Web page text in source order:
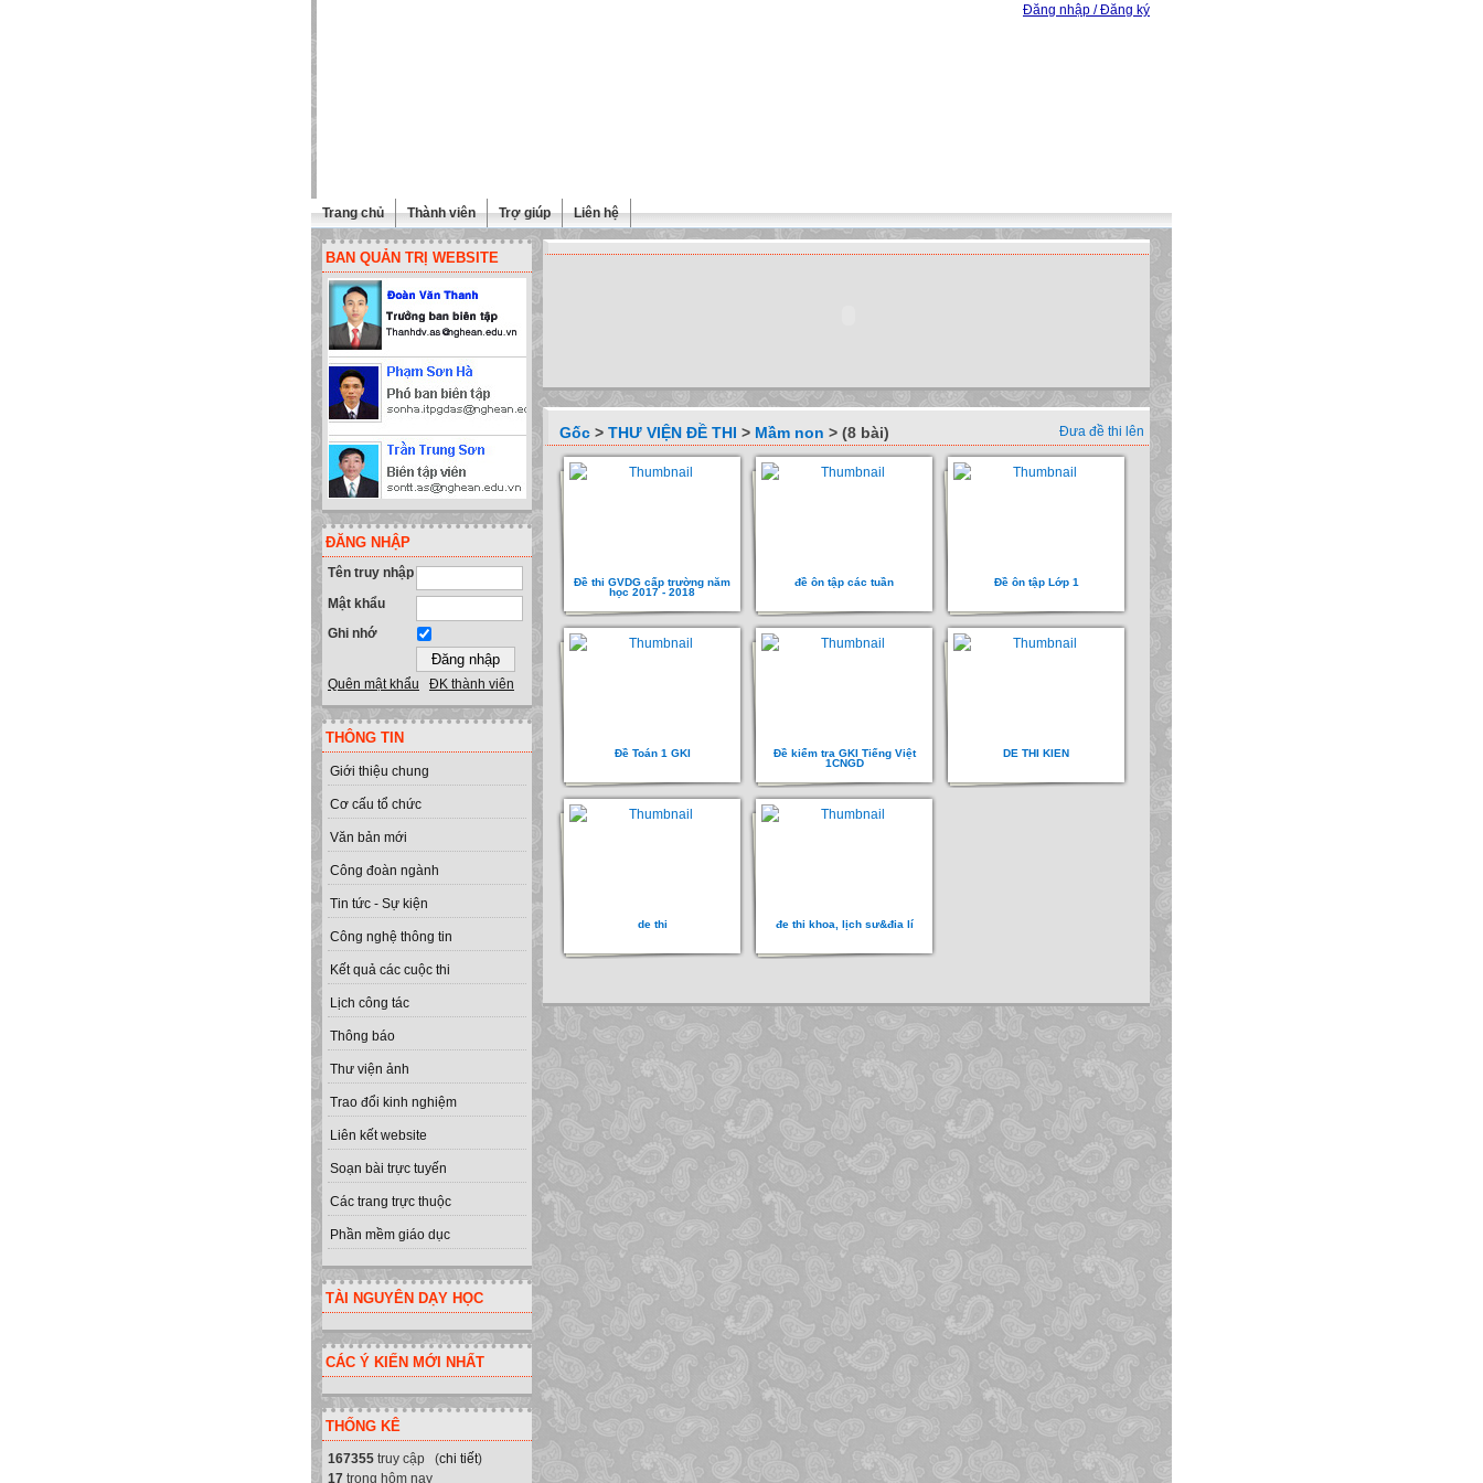
Đăng nhập / Đăng ký
Trang chủ Thành viên Trợ giúp Liên hệ
BAN QUẢN TRỊ WEBSITE
ĐĂNG NHẬP
Tên truy nhập
Mật khẩu
Ghi nhớ
Quên mật khẩu ĐK thành viên
THÔNG TIN
Giới thiệu chung
Cơ cấu tổ chức
Văn bản mới
Công đoàn ngành
Tin tức - Sự kiện
Công nghệ thông tin
Kết quả các cuộc thi
Lịch công tác
Thông báo
Thư viện ảnh
Trao đổi kinh nghiệm
Liên kết website
Soạn bài trực tuyến
Các trang trực thuộc
Phần mềm giáo dục
TÀI NGUYÊN DẠY HỌC
CÁC Ý KIẾN MỚI NHẤT
THỐNG KÊ
167355 truy cập (chi tiết)
17 trong hôm nay
Đưa đề thi lên
Gốc > THƯ VIỆN ĐỀ THI > Mầm non > (8 bài)
Đề thi GVDG cấp trường năm
học 2017 - 2018
đề ôn tập các tuần Đề ôn tập Lớp 1
Đề Toán 1 GKI
Đề kiểm tra GKI Tiếng Việt
1CNGD
DE THI KIEN
de thi đe thi khoa, lịch sư&đia lí